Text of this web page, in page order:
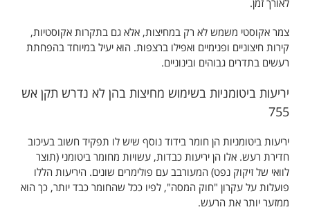
צמר אקוסטי משמש לא רק במחיצות, אלא גם בתקרות אקוסטיות,
קירות חיצוניים ופנימיים ואפילו ברצפות. הוא יעיל במיוחד בהפחתת
רעשים בתדרים גבוהים ובינוניים.
יריעות ביטומניות בשימוש מחיצות בהן לא נדרש תקן אש
755
יריעות ביטומניות הן חומר בידוד נוסף שיש לו תפקיד חשוב בעיכוב
חדירת רעש. אלו הן יריעות כבדות, עשויות מחומר ביטומני (תוצר
לוואי של זיקוק נפט) המעורבב עם פולימרים שונים. היריעות הללו
פועלות על עקרון "חוק המסה", לפיו ככל שהחומר כבד יותר, כך הוא
ממזער יותר את הרעש.